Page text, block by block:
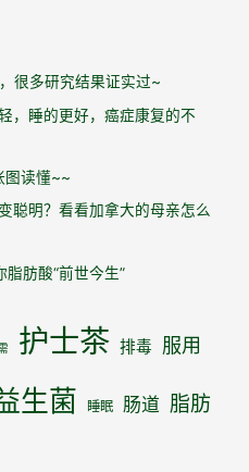
很多研究结果证实过~
，睡的更好，癌症康复的不
图读懂~~
聪明？看看加拿大的母亲怎么
肪酸“前世今生”
护士茶 排毒 服用
生菌 睡眠 肠道 脂肪